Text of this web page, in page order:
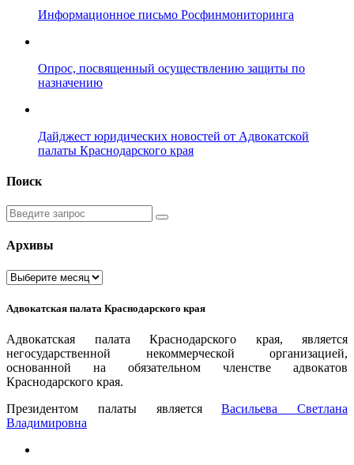
Информационное письмо Росфинмониторинга
Опрос, посвященный осуществлению защиты по
назначению
Дайджест юридических новостей от Адвокатской
палаты Краснодарского края
Поиск
Введите
запрос
Архивы
Архивы
Адвокатская палата Краснодарского края
Адвокатская палата Краснодарского края, является
негосударственной некоммерческой организацией,
основанной на обязательном членстве адвокатов
Краснодарского края.
Президентом палаты являетсяВаcильева Светлана
Владимировна